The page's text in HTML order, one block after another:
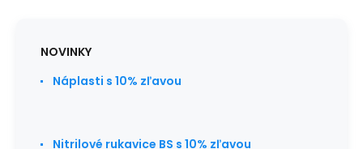
NOVINKY
Náplasti s 10% zľavou
Nitrilové rukavice BS s 10% zľavou